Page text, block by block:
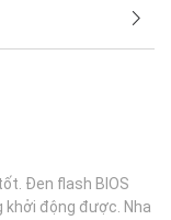
Đen flash BIOS
khởi động được. Nha